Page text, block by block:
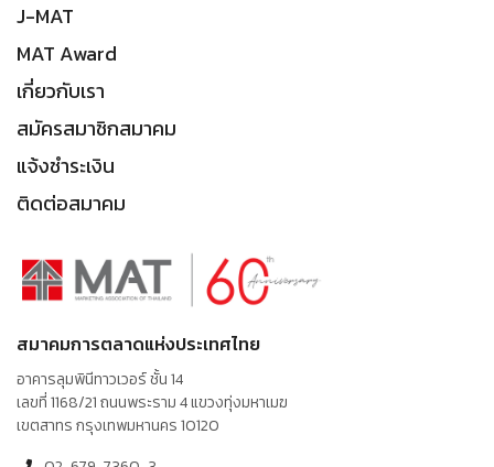
J-MAT
MAT Award
เกี่ยวกับเรา
สมัครสมาชิกสมาคม
แจ้งชำระเงิน
ติดต่อสมาคม
สมาคมการตลาดแห่งประเทศไทย
อาคารลุมพินีทาวเวอร์ ชั้น 14
เลขที่ 1168/21 ถนนพระราม 4 แขวงทุ่งมหาเมฆ
เขตสาทร กรุงเทพมหานคร 10120